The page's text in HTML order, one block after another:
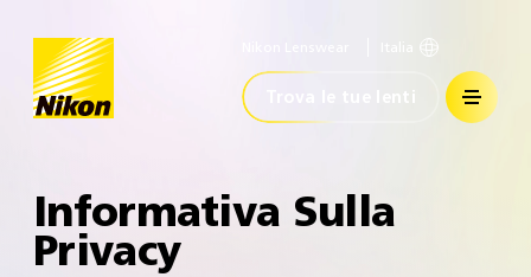
Home Italia
Trova le tue lenti
Informativa Sulla
Privacy